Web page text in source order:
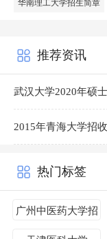
华南理工大学招生简章
推荐资讯
武汉大学2020年硕
2015年青海大学招
热门标签
广州中医药大学招